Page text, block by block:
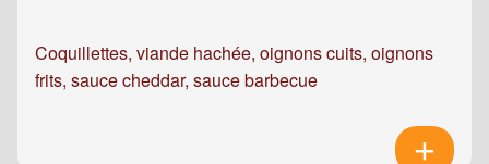
Coquillettes, viande hachée, oignons cuits, oignons
frits, sauce cheddar, sauce barbecue